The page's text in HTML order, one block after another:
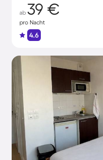
ab 39 €
pro Nacht
4.6